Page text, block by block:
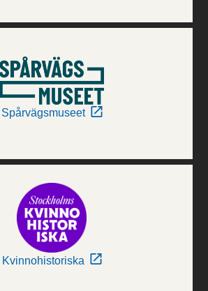
Spårvägsmuseet
Kvinnohistoriska